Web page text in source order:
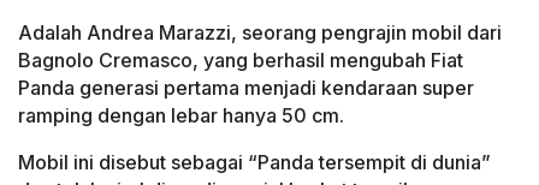
Adalah Andrea Marazzi, seorang pengrajin mobil dari
Bagnolo Cremasco, yang berhasil mengubah Fiat
Panda generasi pertama menjadi kendaraan super
ramping dengan lebar hanya 50 cm.
Mobil ini disebut sebagai “Panda tersempit di dunia”